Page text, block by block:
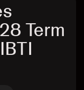
Term